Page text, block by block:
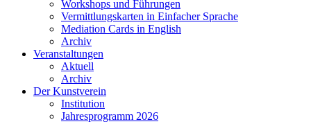
Workshops und Führungen
Vermittlungskarten in Einfacher Sprache
Mediation Cards in English
Archiv
Veranstaltungen
Aktuell
Archiv
Der Kunstverein
Institution
Jahresprogramm 2026